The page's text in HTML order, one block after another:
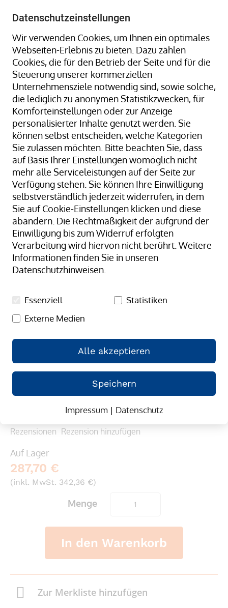
Datenschutzeinstellungen
Wir verwenden Cookies, um Ihnen ein optimales
Webseiten-Erlebnis zu bieten. Dazu zählen
Cookies, die für den Betrieb der Seite und für die
Steuerung unserer kommerziellen
Unternehmensziele notwendig sind, sowie solche,
die lediglich zu anonymen Statistikzwecken, für
Komforteinstellungen oder zur Anzeige
personalisierter Inhalte genutzt werden. Sie
können selbst entscheiden, welche Kategorien
Sie zulassen möchten. Bitte beachten Sie, dass
auf Basis Ihrer Einstellungen womöglich nicht
mehr alle Serviceleistungen auf der Seite zur
Verfügung stehen. Sie können Ihre Einwilligung
selbstverständlich jederzeit widerrufen, in dem
Sie auf Cookie-Einstellungen klicken und diese
abändern. Die Rechtmäßigkeit der aufgrund der
Einwilligung bis zum Widerruf erfolgten
Verarbeitung wird hiervon nicht berührt. Weitere
Informationen finden Sie in unseren
Datenschutzhinweisen.
Essenziell
Statistiken
Externe Medien
Alle akzeptieren
Speichern
Impressum| Datenschutz
Home
Packplätze + Schneidständer
Packplatzmodule
Untertischmagazin fahrbar
Zum
Ende
der
Bildergalerie
springen
Zum
der
Untertischmagazin fahrbar
0/5.00
Mehr Informationen, dass es sich um echte
Bewertungen handelt
Rezensionen Rezension hinzufügen
Auf Lager
287,70 €
(inkl. MwSt. 342,36 €)
Menge
In den Warenkorb
Zur Merkliste hinzufügen